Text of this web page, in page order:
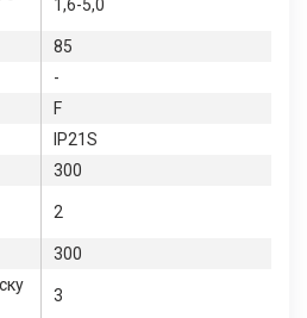
1,6-5,0
85
-
F
IP21S
300
2
300
3